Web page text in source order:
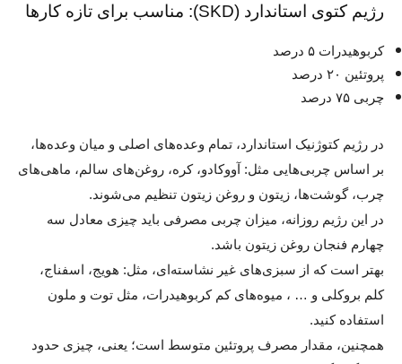
رژیم کتوی استاندارد (SKD): مناسب برای تازه کارها
کربوهیدرات ۵ درصد
پروتئین ۲۰ درصد
چربی ۷۵ درصد
در رژیم کتوژنیک استاندارد، تمام وعده‌های اصلی و میان وعده‌ها،
بر اساس چربی‌هایی مثل: آووکادو، کره، روغن‌های سالم، ماهی‌های
چرب، گوشت‌ها، زیتون و روغن زیتون تنظیم می‌شوند.
در این رژیم روزانه، میزان چربی مصرفی باید چیزی معادل سه
چهارم فنجان روغن زیتون باشد.
بهتر است که از سبزی‌های غیر نشاسته‌ای، مثل: هویج، اسفناج،
کلم بروکلی و … ، میوه‌های کم کربوهیدرات، مثل توت و ملون
استفاده کنید.
همچنین، مقدار مصرف پروتئین متوسط است؛ یعنی، چیزی حدود